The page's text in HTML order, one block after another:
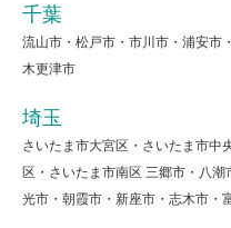
千葉
流山市・松戸市・市川市・浦安市
木更津市
埼玉
さいたま市大宮区・さいたま市中
区・さいたま市南区 三郷市・八
光市・朝霞市・新座市・志木市・